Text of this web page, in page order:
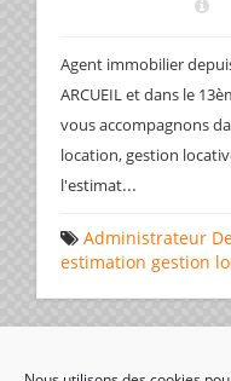
Agent immobilier
ARCUEIL et dans le
vous accompagnons
location, gestion
l'estimat...
Administrateur
estimation gestion